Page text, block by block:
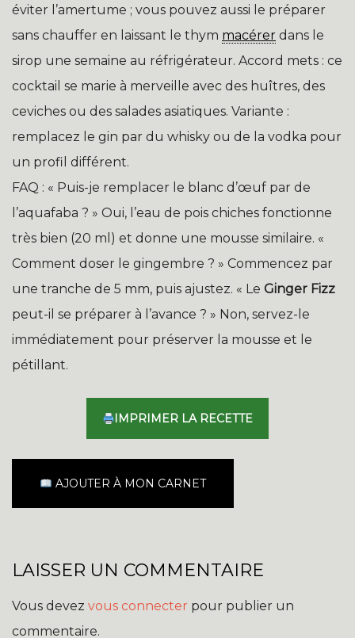
éviter l’amertume ; vous pouvez aussi le préparer
sans chauffer en laissant le thym macérer dans le
sirop une semaine au réfrigérateur. Accord mets : ce
cocktail se marie à merveille avec des huîtres, des
ceviches ou des salades asiatiques. Variante :
remplacez le gin par du whisky ou de la vodka pour
un profil différent.
FAQ : « Puis-je remplacer le blanc d’œuf par de
l’aquafaba ? » Oui, l’eau de pois chiches fonctionne
très bien (20 ml) et donne une mousse similaire. «
Comment doser le gingembre ? » Commencez par
une tranche de 5 mm, puis ajustez. « Le Ginger Fizz
peut-il se préparer à l’avance ? » Non, servez-le
immédiatement pour préserver la mousse et le
pétillant.
IMPRIMER LA RECETTE
AJOUTER À MON CARNET
LAISSER UN COMMENTAIRE
Vous devez vous connecter pour publier un
commentaire.